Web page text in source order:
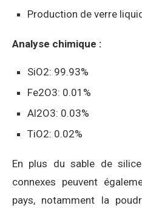
Production de verre
Analyse chimique :
SiO2: 99.93%
Fe2O3: 0.01%
Al2O3: 0.03%
TiO2: 0.02%
En plus du sable de
connexes peuvent
pays, notamment la